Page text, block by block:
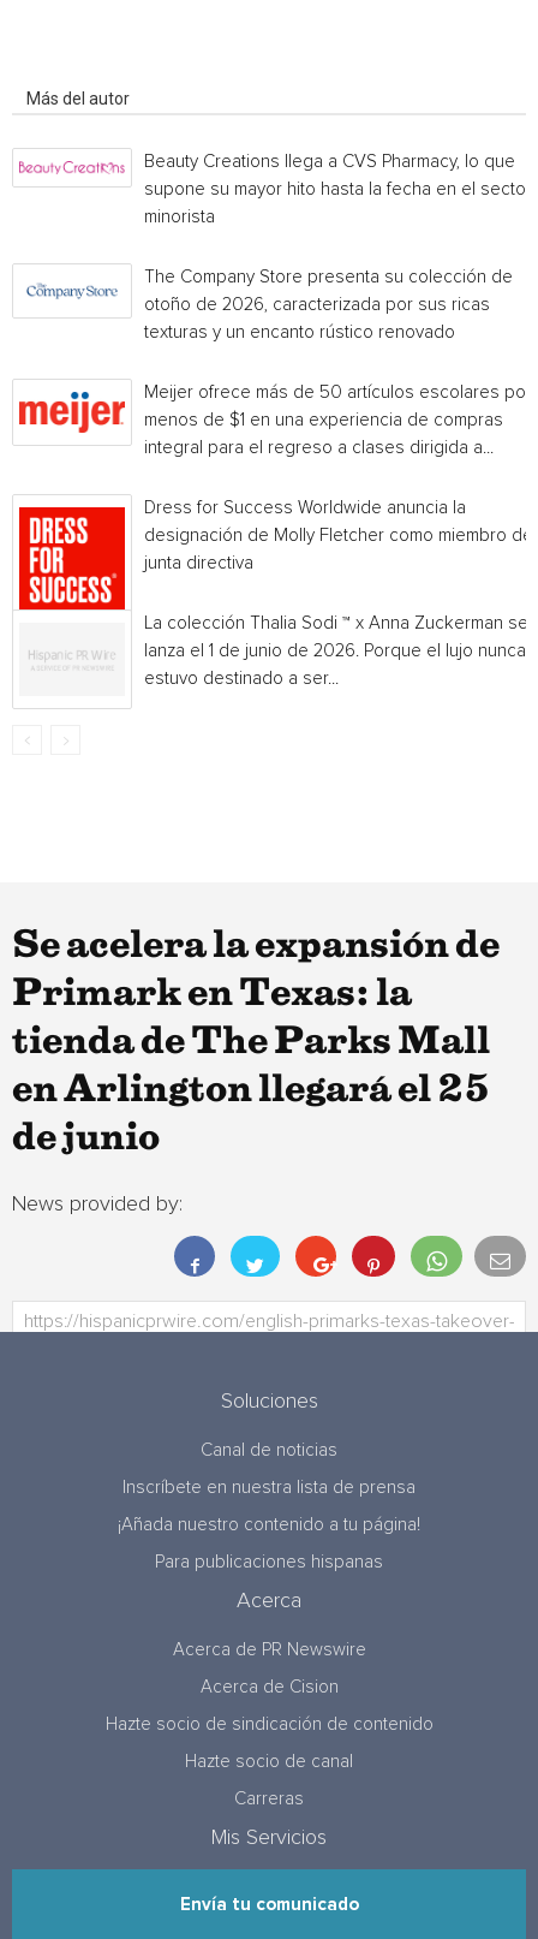
Más del autor
Beauty Creations llega a CVS Pharmacy, lo que
supone su mayor hito hasta la fecha en el sector
minorista
The Company Store presenta su colección de
otoño de 2026, caracterizada por sus ricas
texturas y un encanto rústico renovado
Meijer ofrece más de 50 artículos escolares por
menos de $1 en una experiencia de compras
integral para el regreso a clases dirigida a...
Dress for Success Worldwide anuncia la
designación de Molly Fletcher como miembro de
junta directiva
La colección Thalia Sodi ™ x Anna Zuckerman se
lanza el 1 de junio de 2026. Porque el lujo nunca
estuvo destinado a ser...
Se acelera la expansión de
Primark en Texas: la
tienda de The Parks Mall
en Arlington llegará el 25
de junio
News provided by:
Soluciones
Canal de noticias
Inscríbete en nuestra lista de prensa
¡Añada nuestro contenido a tu página!
Para publicaciones hispanas
Acerca
Acerca de PR Newswire
Acerca de Cision
Hazte socio de sindicación de contenido
Hazte socio de canal
Carreras
Mis Servicios
Envía tu comunicado